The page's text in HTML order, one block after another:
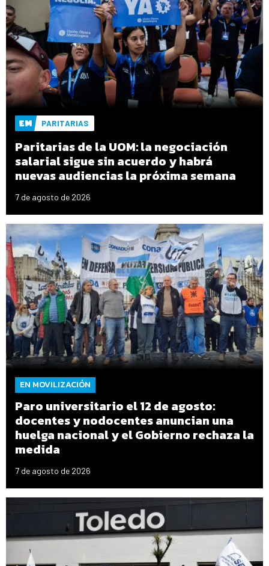
PARITARIAS
Paritarias de la UOM: la negociación
salarial sigue sin acuerdo y habrá
nuevas audiencias la próxima semana
7 de agosto de 2026
EN MOVILIZACIÓN
Paro universitario el 12 de agosto:
docentes y nodocentes anuncian una
huelga nacional y el Gobierno rechaza la
medida
7 de agosto de 2026